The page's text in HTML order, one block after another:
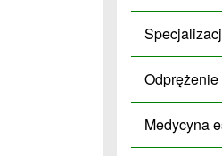
Odprężenie
Medycyna